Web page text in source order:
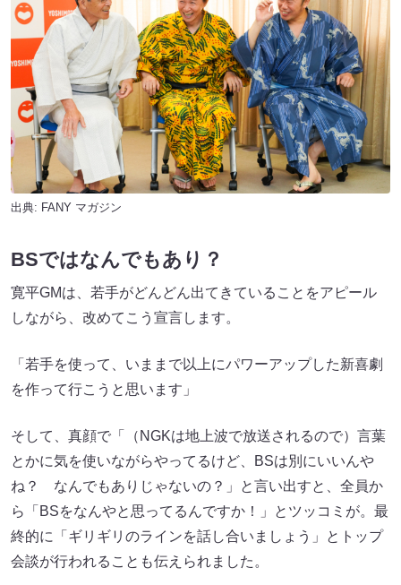
出典: FANY マガジン
BSではなんでもあり？
寛平GMは、若手がどんどん出てきていることをアピール
しながら、改めてこう宣言します。
「若手を使って、いままで以上にパワーアップした新喜劇
を作って行こうと思います」
そして、真顔で「（NGKは地上波で放送されるので）言葉
とかに気を使いながらやってるけど、BSは別にいいんや
ね？ なんでもありじゃないの？」と言い出すと、全員か
ら「BSをなんやと思ってるんですか！」とツッコミが。最
終的に「ギリギリのラインを話し合いましょう」とトップ
会談が行われることも伝えられました。